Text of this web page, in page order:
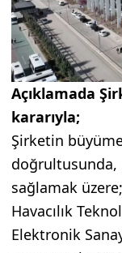
Açıklamada
kararıyla;
Şirketin
doğrultusunda,
sağlamak
Havacılık
Elektronik